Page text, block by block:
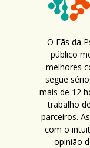
O Fãs da
público
melhores
segue
mais de 12
trabalho
parceiros.
com o
opinião